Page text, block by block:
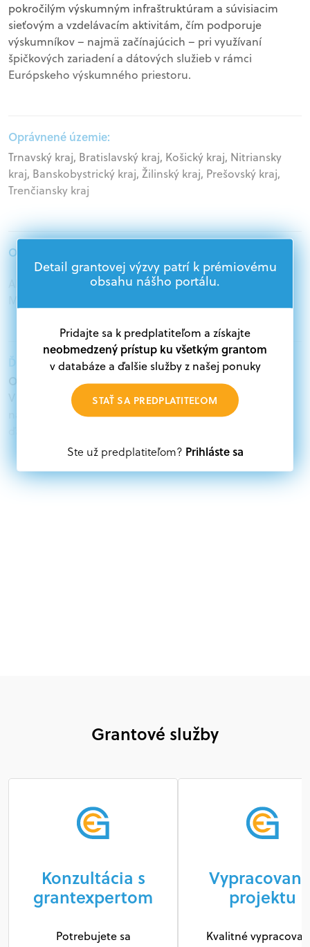
pokročilým výskumným infraštruktúram a súvisiacim
sieťovým a vzdelávacím aktivitám, čím podporuje
výskumníkov – najmä začínajúcich – pri využívaní
špičkových zariadení a dátových služieb v rámci
Európskeho výskumného priestoru.
Oprávnené územie:
Trnavský kraj, Bratislavský kraj, Košický kraj, Nitriansky
kraj, Banskobystrický kraj, Žilinský kraj, Prešovský kraj,
Trenčiansky kraj
Oprávnení žiadatelia:
Akademický sektor, Podnikatelia, Samospráva,
Ďalšie informácie:
Oprávnení žiadatelia:
V databáze grantov a dotácií na portáli Grantexpert.sk
nájdete aktuálne výzvy z eurofondov, plánu obnovy a
Oprávnení partneri:
Akákoľvek právnická osoba, t. j. verejný alebo súkromný
Detail grantovej výzvy patrí k prémiovému
obsahu nášho portálu.
Pridajte sa k predplatiteľom a získajte
neobmedzený prístup ku všetkým grantom
v databáze a ďalšie služby z našej ponuky
STAŤ SA PREDPLATITEĽOM
Ste už predplatiteľom? Prihláste sa
Grantové služby
Konzultácia s
grantexpertom
Potrebujete sa
projektu
Kvalitné